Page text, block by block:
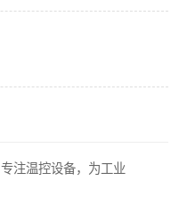
注温控设备，为工业